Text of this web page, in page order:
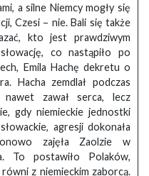
a silne Niemcy mogły się
Czesi – nie. Bali się także
kto jest prawdziwym
co nastąpiło po
Emila Hachę dekretu o
Hacha zemdlał podczas
nawet zawał serca, lecz
gdy niemieckie jednostki
agresji dokonała
zajęła Zaolzie w
To postawiło Polaków,
z niemieckim zaborcą.